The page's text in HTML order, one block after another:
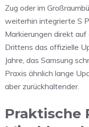
Zug oder im
weiterhin integrierte S
Markierungen direkt
Drittens das offizielle
Jahre, das Samsung
Praxis ähnlich lange
aber zurückhaltender.
Praktische